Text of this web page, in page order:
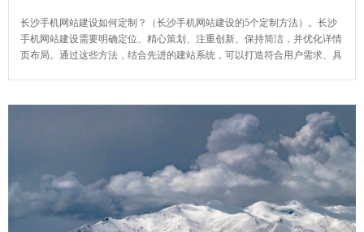
长沙手机网站建设如何定制？（长沙手机网站建设的5个定制方法）。长沙
手机网站建设需要明确定位、精心策划、注重创新、保持简洁，并优化详情
页布局。通过这些方法，结合先进的建站系统，可以打造符合用户需求、具